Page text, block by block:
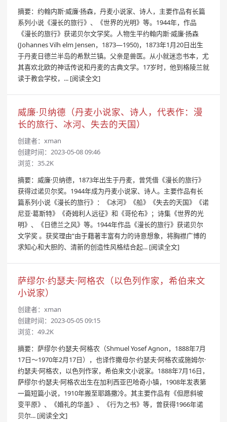
摘要：约翰内斯·威廉·扬森，丹麦小说家、诗人，主要作品有长篇
系列小说《漫长的旅行》、《世界的光明》等。1944年，作品
《漫长的旅行》获诺贝尔文学奖。人物生平约翰内斯·威廉·扬森
(Johannes Vilh elm Jensen，1873—1950)，1873年1月20日出生
于丹麦日德兰半岛的希默兰镇。父亲是兽医。从小就迷恋书本，尤
其喜欢北欧的神话传说和丹麦的古典文学。17岁时，他到格陵兰就
读于教会学校，... [阅读全文]
威廉·贝纳德（丹麦小说家、诗人，代表作：漫
长的旅行、冰河、失去的天国）
创建者： xman
创建时间：2023-05-08 09:46
浏览：35.2K
摘要：威廉·贝纳德，1873年出生于丹麦，曾凭借《漫长的旅行》
获得过诺贝尔奖。1944年成为丹麦小说家、诗人。主要作品有长
篇系列小说《漫长的旅行》：《冰河》《船》《失去的天国》《诺
尼亚·葛斯特》《奇姆利人远征》和《哥伦布》；诗集《世界的光
明》、《日德兰之风》等。1944年作品《漫长的旅行》获诺贝尔
文学奖 。获奖理由“由于藉著丰富有力的诗意想象，将胸襟广博的
求知心和大胆的、清新的创造性风格结合起... [阅读全文]
萨缪尔·约瑟夫·阿格农（以色列作家，希伯来文
小说家）
创建者： xman
创建时间：2023-05-05 09:15
浏览：49.2K
摘要：萨缪尔·约瑟夫·阿格农（Shmuel Yosef Agnon，1888年7月
17日～1970年2月17日），也译作撒母尔·约瑟夫·阿格农或施姆尔·
约瑟夫·阿格农，以色列作家，希伯来文小说家。1888年7月16日，
萨缪尔·约瑟夫·阿格农出生在加利西亚巴哈奇小镇，1908年发表第
一篇短篇小说，1910年搬至耶路撒冷。其主要作品有《但愿斜坡
变平原》、《婚礼的华盖》、《行为之书》等，曾获得1966年诺
贝尔... [阅读全文]